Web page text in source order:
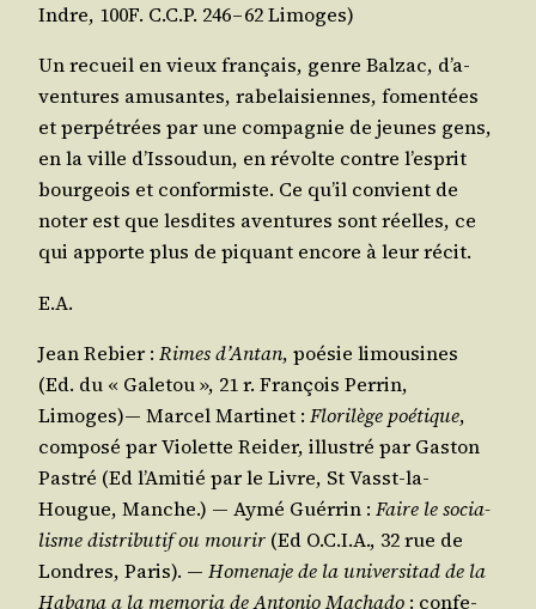
Indre, 100F. C.C.P. 246 – 62 Limoges)
Un recueil en vieux fran­çais, genre Bal­zac, d’a­
ven­tures amu­santes, rabe­lai­siennes, fomen­tées
et per­pé­trées par une com­pa­gnie de jeunes gens,
en la ville d’Is­sou­dun, en révolte contre l’es­prit
bour­geois et confor­miste. Ce qu’il convient de
noter est que les­dites aven­tures sont réelles, ce
qui apporte plus de piquant encore à leur récit.
E.A.
Jean Rebier : Rimes d’An­tan, poé­sie limou­sines
(Ed. du « Gale­tou », 21 r. Fran­çois Per­rin,
Limoges)― Mar­cel Mar­ti­net : Flo­ri­lège poé­tique,
com­po­sé par Vio­lette Rei­der, illus­tré par Gas­ton
Pas­tré (Ed l’A­mi­tié par le Livre, St Vasst-la-
Hougue, Manche.) ― Aymé Guér­rin : Faire le socia­
lisme dis­tri­bu­tif ou mou­rir (Ed O.C.I.A., 32 rue de
Londres, Paris). ― Home­naje de la uni­ver­si­tad de la
Haba­na a la memo­ria de Anto­nio Macha­do : confe­